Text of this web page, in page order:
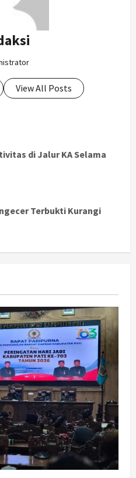
View All Posts
di Jalur KA Selama
Terbukti Kurangi